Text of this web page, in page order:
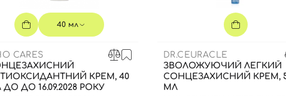
СПФ захист для дітей
Для зони повік
40 мл
CARES
КРЕМ, 40
ДО 16.09.2028 РОКУ
DR.CEURACLE
ЗВОЛОЖУЮЧИЙ ЛЕГКИЙ
СОНЦЕЗАХИСНИЙ КРЕМ,
МЛ